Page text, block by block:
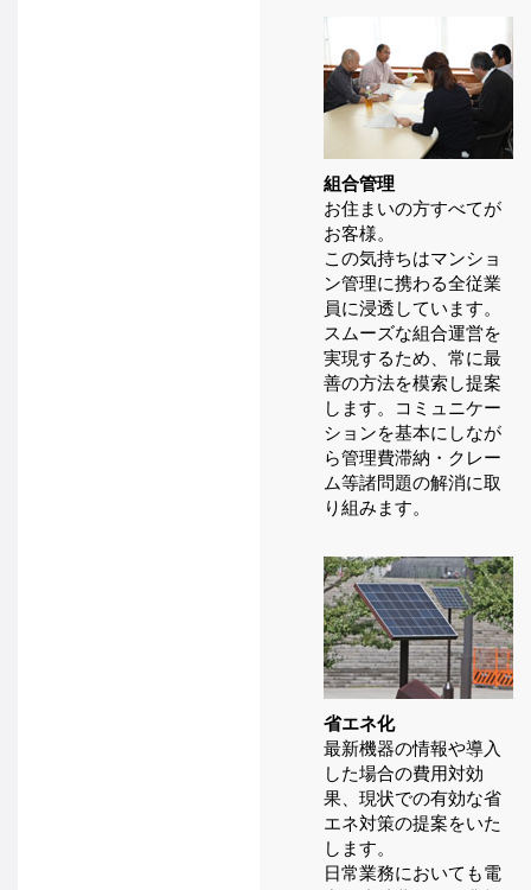
組合管理
お住まいの方すべてが
お客様。
この気持ちはマンショ
ン管理に携わる全従業
員に浸透しています。
スムーズな組合運営を
実現するため、常に最
善の方法を模索し提案
します。コミュニケー
ションを基本にしなが
ら管理費滞納・クレー
ム等諸問題の解消に取
り組みます。
省エネ化
最新機器の情報や導入
した場合の費用対効
果、現状での有効な省
エネ対策の提案をいた
します。
日常業務においても電